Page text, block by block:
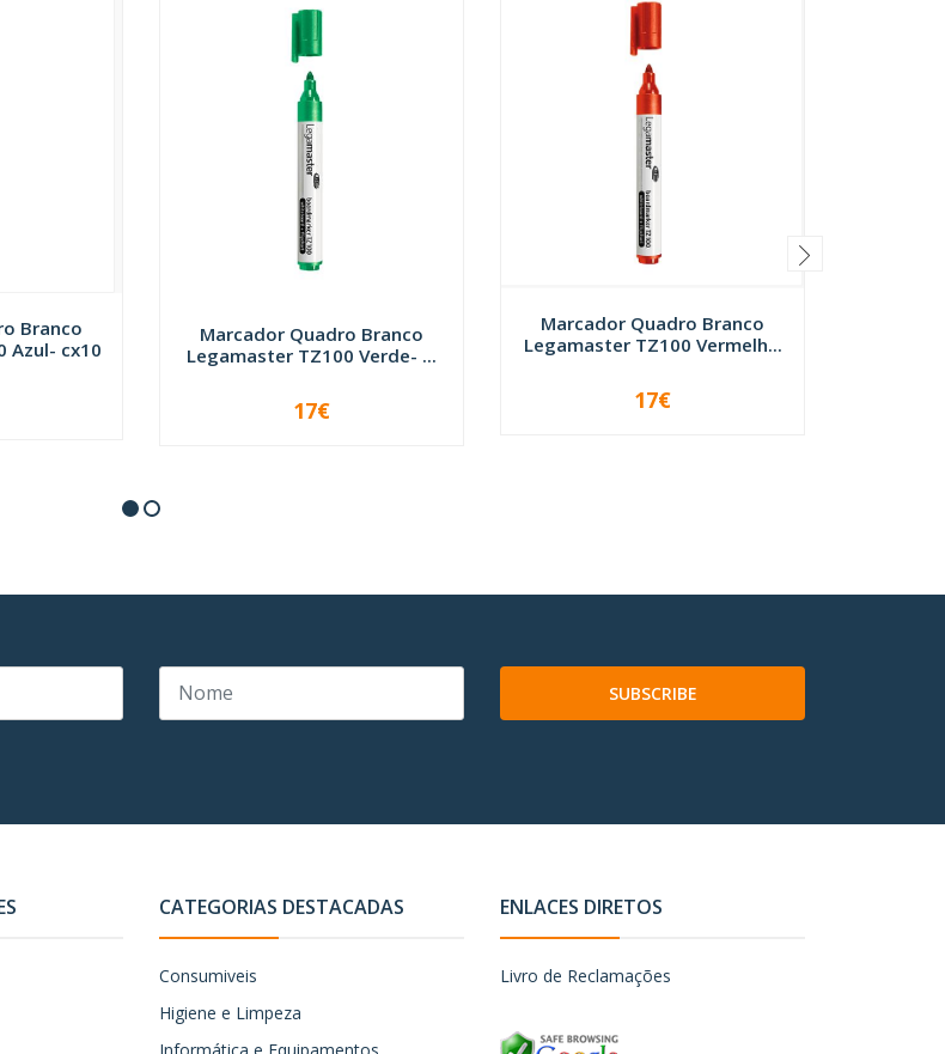
Branco
Azul- cx10
Marcador Quadro Branco
Legamaster TZ100 Verde- ...
+
17€
Marcador Quadro Branco
Legamaster TZ100 Vermelh...
+
17€
SUBSCRIBE
CATEGORIAS DESTACADAS
Consumiveis
Higiene e Limpeza
Informática e Equipamentos
ENLACES DIRETOS
Livro de Reclamações